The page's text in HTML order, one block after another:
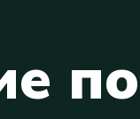
е по